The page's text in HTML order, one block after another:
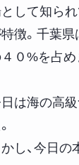
して知ら
徴。千葉
０%を占め
は海の高
し、今日の